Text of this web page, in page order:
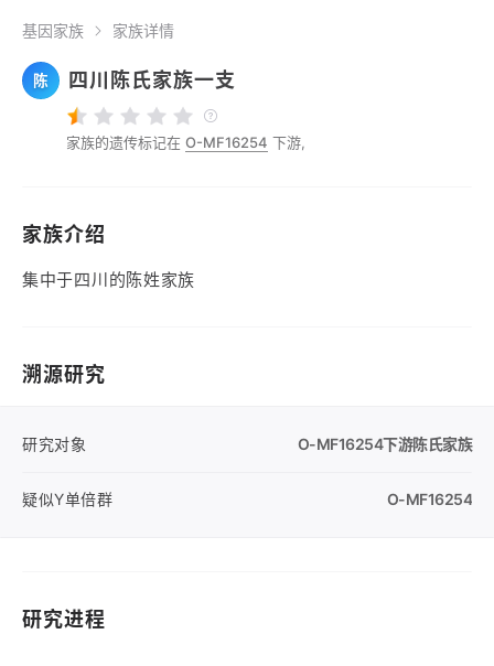
基因家族 家族详情
陈 四川陈氏家族一支
家族的遗传标记在 O-MF16254 下游,
家族介绍
集中于四川的陈姓家族
溯源研究
研究对象 O-MF16254下游陈氏家族
疑似Y单倍群 O-MF16254
研究进程